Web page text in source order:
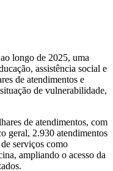
longo de 2025, uma
assistência social e
de atendimentos e
de vulnerabilidade,
de atendimentos, com
geral, 2.930 atendimentos
serviços como
ampliando o acesso da